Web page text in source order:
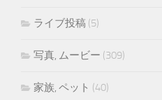
ライブ投稿 (5)
写真, ムービー (309)
家族, ペット (40)